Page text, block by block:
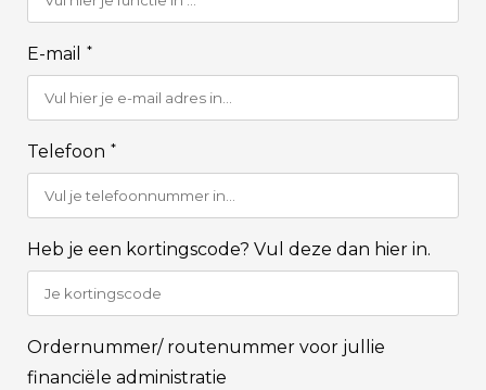
E-mail *
Telefoon *
Heb je een kortingscode? Vul deze dan hier in.
Ordernummer/ routenummer voor jullie
financiële administratie